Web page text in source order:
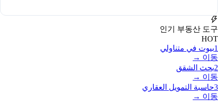
인기 부동산 도구
HOT
1بيوت في متناولي
이동 →
2بحث الشقق
이동 →
3حاسبة التمويل العقاري
이동 →